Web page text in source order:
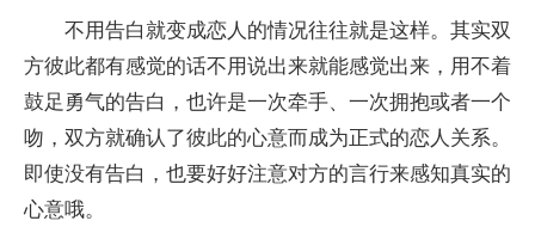
不用告白就变成恋人的情况往往就是这样。其实双
方彼此都有感觉的话不用说出来就能感觉出来，用不着
鼓足勇气的告白，也许是一次牵手、一次拥抱或者一个
吻，双方就确认了彼此的心意而成为正式的恋人关系。
即使没有告白，也要好好注意对方的言行来感知真实的
心意哦。